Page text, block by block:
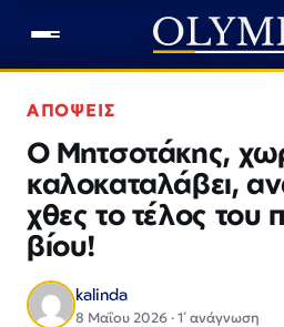
ΑΠΟΨΕΙΣ
Ο Μητσοτάκης,
καλοκαταλάβει,
χθες το τέλος του
βίου!
kalinda
8 Μαΐου 2026 · 1΄ ανάγνωση